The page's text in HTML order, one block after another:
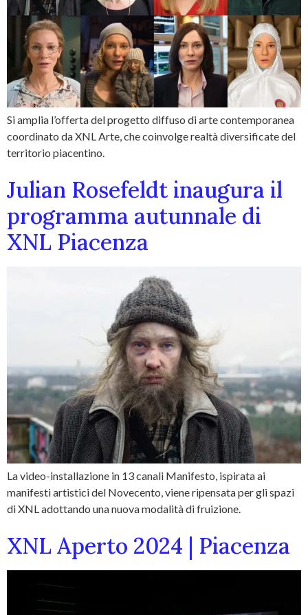
Si amplia l’offerta del progetto diffuso di arte contemporanea
coordinato da XNL Arte, che coinvolge realtà diversificate del
territorio piacentino.
Julian Rosefeldt inaugura il
programma autunnale di
XNL Piacenza
La video-installazione in 13 canali Manifesto, ispirata ai
manifesti artistici del Novecento, viene ripensata per gli spazi
di XNL adottando una nuova modalità di fruizione.
XNL Aperto 2024 | Piacenza